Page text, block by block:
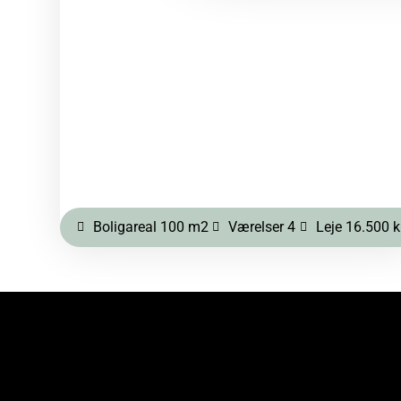
Boligareal 100 m2 Værelser 4 Leje 16.500